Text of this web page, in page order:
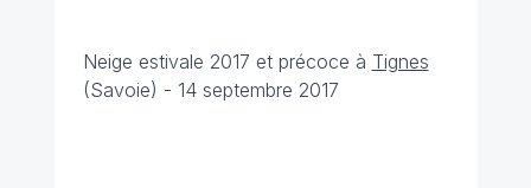
Neige estivale 2017 et précoce à Tignes
(Savoie) - 14 septembre 2017